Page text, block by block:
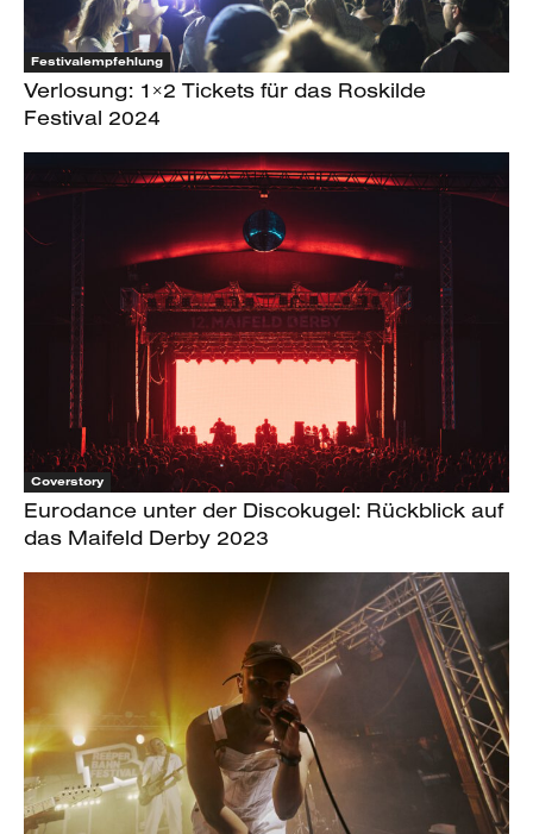
Festivalempfehlung
Verlosung: 1×2 Tickets für das Roskilde
Festival 2024
Coverstory
Eurodance unter der Discokugel: Rückblick auf
das Maifeld Derby 2023